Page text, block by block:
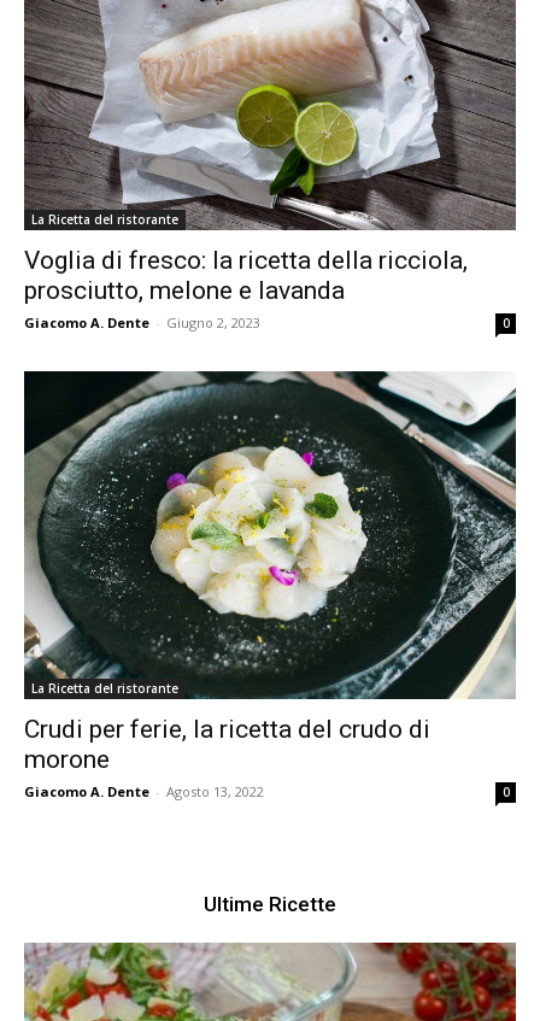
La Ricetta del ristorante
Voglia di fresco: la ricetta della ricciola,
prosciutto, melone e lavanda
Giacomo A. Dente - Giugno 2, 2023 0
La Ricetta del ristorante
Crudi per ferie, la ricetta del crudo di
morone
Giacomo A. Dente - Agosto 13, 2022 0
Ultime Ricette